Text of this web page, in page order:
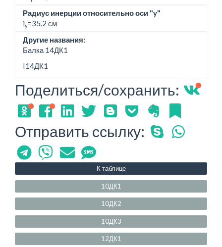
Радиус инерции относительно оси "y"
iy=35,2 см
Другие названия:
Балка 14ДК1
I14ДК1
Поделиться/сохранить:
Отправить ссылку:
К таблице
10ДК1
10ДК2
10ДК3
12ДК1